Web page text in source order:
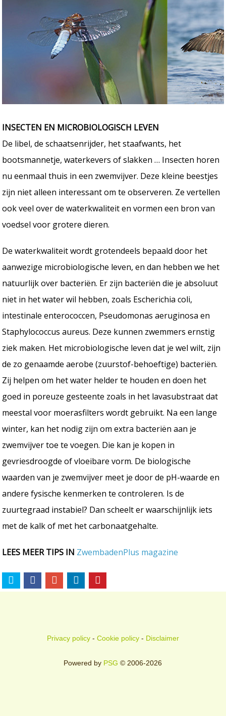
INSECTEN EN MICROBIOLOGISCH LEVEN
De libel, de schaatsenrijder, het staafwants, het
bootsmannetje, waterkevers of slakken … Insecten horen
nu eenmaal thuis in een zwemvijver. Deze kleine beestjes
zijn niet alleen interessant om te observeren. Ze vertellen
ook veel over de waterkwaliteit en vormen een bron van
voedsel voor grotere dieren.
De waterkwaliteit wordt grotendeels bepaald door het
aanwezige microbiologische leven, en dan hebben we het
natuurlijk over bacteriën. Er zijn bacteriën die je absoluut
niet in het water wil hebben, zoals Escherichia coli,
intestinale enterococcen, Pseudomonas aeruginosa en
Staphylococcus aureus. Deze kunnen zwemmers ernstig
ziek maken. Het microbiologische leven dat je wel wilt, zijn
de zo genaamde aerobe (zuurstof-behoeftige) bacteriën.
Zij helpen om het water helder te houden en doen het
goed in poreuze gesteente zoals in het lavasubstraat dat
meestal voor moerasfilters wordt gebruikt. Na een lange
winter, kan het nodig zijn om extra bacteriën aan je
zwemvijver toe te voegen. Die kan je kopen in
gevriesdroogde of vloeibare vorm. De biologische
waarden van je zwemvijver meet je door de pH-waarde en
andere fysische kenmerken te controleren. Is de
zuurtegraad instabiel? Dan scheelt er waarschijnlijk iets
met de kalk of met het carbonaatgehalte.
LEES MEER TIPS IN ZwembadenPlus magazine
Privacy policy- Cookie policy- Disclaimer
Powered by PSG © 2006-2026